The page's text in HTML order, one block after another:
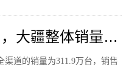
大疆整体销量占
渠道的销量为311.9万台，销售